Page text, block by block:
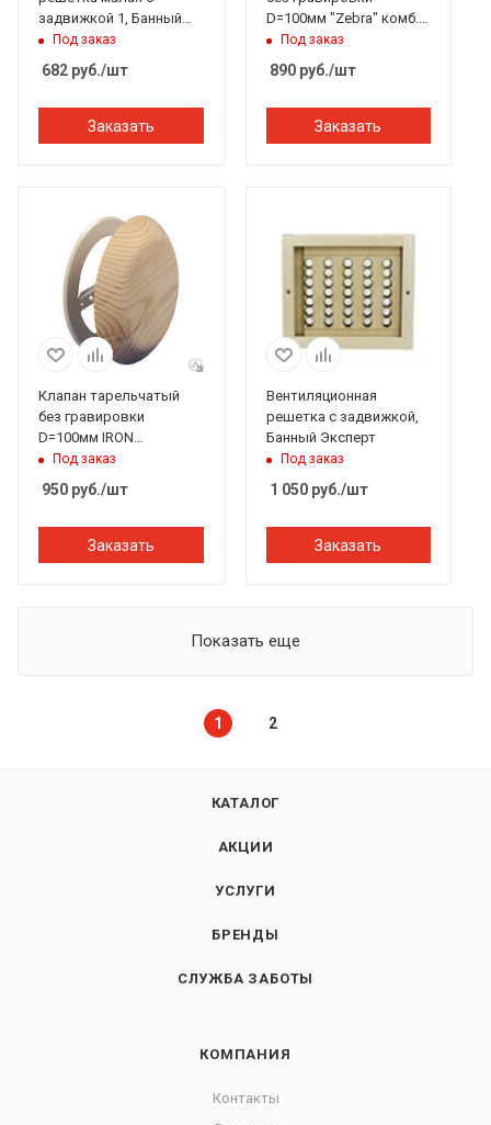
задвижкой 1, Банный
Эксперт
Под заказ
682 руб./шт
Заказать
D=100мм "Zebra" комб.
древесина, 212F,
Банный Эксперт
Под заказ
890руб./шт
Заказать
Клапан тарельчатый
без гравировки
D=100мм IRON
Канадский кедр (Red
Cedar), 212F, Банный
Эксперт
Под заказ
950 руб./шт
Заказать
Вентиляционная
решетка с задвижкой,
Банный Эксперт
Под заказ
1 050руб./шт
Заказать
Показать еще
1 2
КАТАЛОГ
АКЦИИ
УСЛУГИ
БРЕНДЫ
СЛУЖБА ЗАБОТЫ
КОМПАНИЯ
Контакты